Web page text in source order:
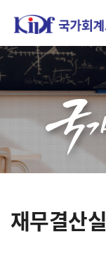
홈페이지가
한국조세재
재무결산